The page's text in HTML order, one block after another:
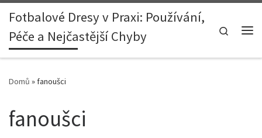
Skip to content
Fotbalové Dresy v Praxi: Používání,
Péče a Nejčastější Chyby
Search
Domů »fanoušci
fanoušci